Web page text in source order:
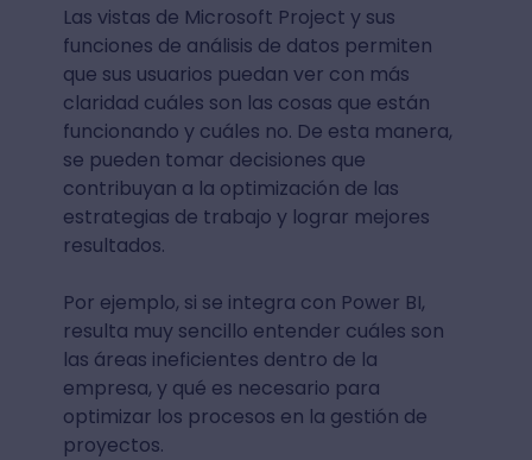
Las vistas de Microsoft Project y sus
funciones de análisis de datos permiten
que sus usuarios puedan ver con más
claridad cuáles son las cosas que están
funcionando y cuáles no. De esta manera,
se pueden tomar decisiones que
contribuyan a la optimización de las
estrategias de trabajo y lograr mejores
resultados.
Por ejemplo, si se integra con Power BI,
resulta muy sencillo entender cuáles son
las áreas ineficientes dentro de la
empresa, y qué es necesario para
optimizar los procesos en la gestión de
proyectos.